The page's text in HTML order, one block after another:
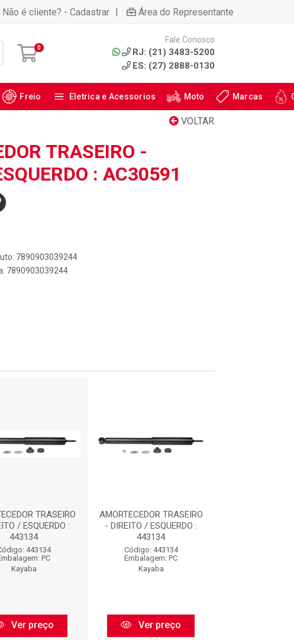
Não é cliente? - Cadastrar | Área do Representante
0
Fale Conosco
RJ: (21) 3483-5200
ES: (27) 2888-0130
Freio Eletrica e Acessorios Moto Marcas
VOLTAR
TRASEIRO -
: AC30591
7890903039244
7890903039244
TRASEIRO
/ ESQUERDO :
443134
443134
PC
Kayaba
Ver preço
AMORTECEDOR TRASEIRO
- DIREITO / ESQUERDO :
443134
Código: 443134
Embalagem: PC
Kayaba
Ver preço